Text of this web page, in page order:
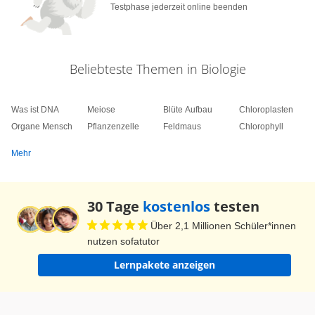
schnelle Kehrtwenden, um seiner Beute zu folgen
Beute festhalten. Sieh dir dagegen mal den
Schau mal, er kann sein Maul außerdem
seiner gestreiften Zeichnung ist er für seine Opfer
kaum sichtbar. Dies ist ein „Fetzenfisch“. Wenn er
zwischen Seegras und Tang herumschwimmt, ist
auch er für seine Lieblingsspeisen, wie zum
Testphase jederzeit online beenden
Beliebteste Themen in Biologie
Was ist DNA
Organe Mensch
Meiose
Pflanzenzelle
Blüte Aufbau
Feldmaus
Chloroplasten
Chlorophyll
Mehr
30 Tage kostenlostesten
Über 2,1 Millionen Schüler*innen
nutzen sofatutor
Lernpakete anzeigen